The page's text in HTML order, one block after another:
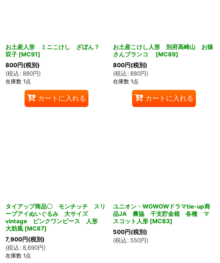
お土産人形 ミニこけし ざぼん？
双子 [MC91]
800円(税別)
(税込 : 880円)
在庫数 1点
カートに入れる
お土産こけし人形 別府高崎山 お猿
さんブランコ
[MC89]
800円(税別)
(税込 : 880円)
在庫数 1点
カートに入れる
タイアップ商品〇 モンチッチ スリ
ープアイぬいぐるみ 大サイズ
vintage ピンクワンピース 人形
大助風 [MC87]
7,900円(税別)
(税込 : 8,690円)
在庫数 1点
ユニオン・WOWOWドラマtie-up商
品JA 農協 干支貯金箱 各種 マ
スコット人形 [MC83]
500円(税別)
(税込 : 550円)